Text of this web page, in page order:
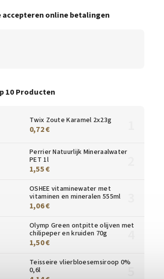
accepteren online betalingen
10 Producten
Twix Zoute Karamel 2x23g
0,72 €
Perrier Natuurlijk Mineraalwater
PET 1l
1,55 €
OSHEE vitaminewater met
vitaminen en mineralen 555ml
1,06 €
Olymp Green ontpitte olijven met
chilipeper en kruiden 70g
1,50 €
Teisseire vlierbloesemsiroop 0%
0,6l